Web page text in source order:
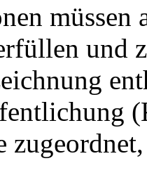
müssen
und